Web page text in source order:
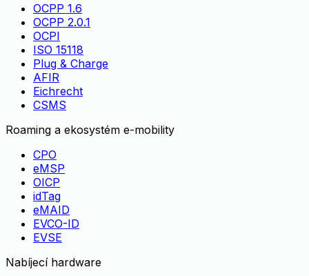
OCPP 1.6
OCPP 2.0.1
OCPI
ISO 15118
Plug & Charge
AFIR
Eichrecht
CSMS
Roaming a ekosystém e-mobility
CPO
eMSP
OICP
idTag
eMAID
EVCO-ID
EVSE
Nabíjecí hardware